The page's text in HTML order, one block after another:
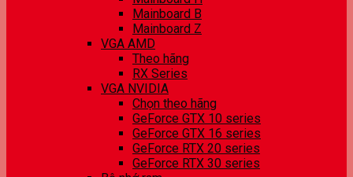
Mainboard B
Mainboard Z
VGA AMD
Theo hãng
RX Series
VGA NVIDIA
Chọn theo hãng
GeForce GTX 10 series
GeForce GTX 16 series
GeForce RTX 20 series
GeForce RTX 30 series